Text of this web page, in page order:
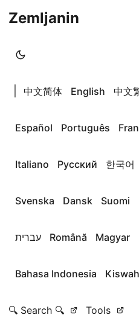
Zemljanin
中文简体 English 中文
Español Português
Italiano Русский 한국어
Svenska Dansk Suomi
עברית Română Magyar
Bahasa Indonesia
🔍 Search 🔍 Tools